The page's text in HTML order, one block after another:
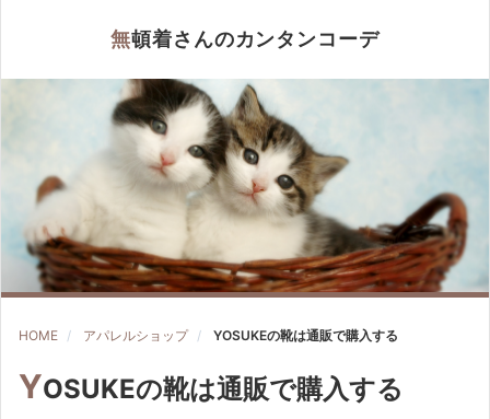
無頓着さんのカンタンコーデ
HOME アパレルショップ YOSUKEの靴は通販で購入する
YOSUKEの靴は通販で購入する